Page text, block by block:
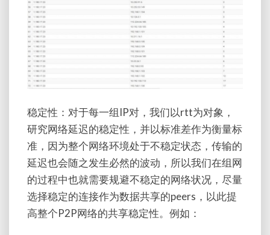
稳定性：对于每一组IP对，我们以rtt为对象，
研究网络延迟的稳定性，并以标准差作为衡量标
准，因为整个网络环境处于不稳定状态，传输的
延迟也会随之发生必然的波动，所以我们在组网
的过程中也就需要规避不稳定的网络状况，尽量
选择稳定的连接作为数据共享的peers，以此提
高整个P2P网络的共享稳定性。例如：